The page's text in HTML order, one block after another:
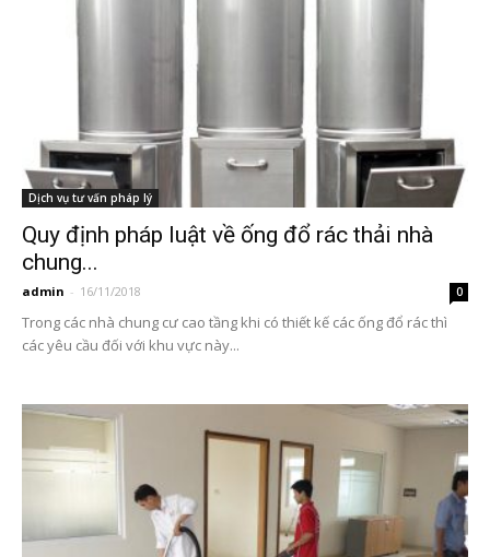
Dịch vụ tư vấn pháp lý
Quy định pháp luật về ống đổ rác thải nhà
chung...
admin - 16/11/2018 0
Trong các nhà chung cư cao tầng khi có thiết kế các ống đổ rác thì
các yêu cầu đối với khu vực này...